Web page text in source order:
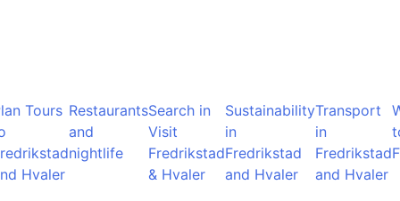
Tours
Hvaler
Restaurants
and
nightlife
Search in
Visit
Fredrikstad
& Hvaler
Sustainability
in
Fredrikstad
and Hvaler
Transport
in
Fredrikstad
and Hvaler